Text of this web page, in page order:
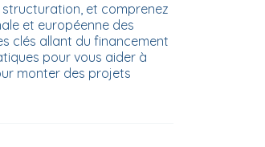
et comprenez
et européenne des
clés allant du financement
pour vous aider à
monter des projets